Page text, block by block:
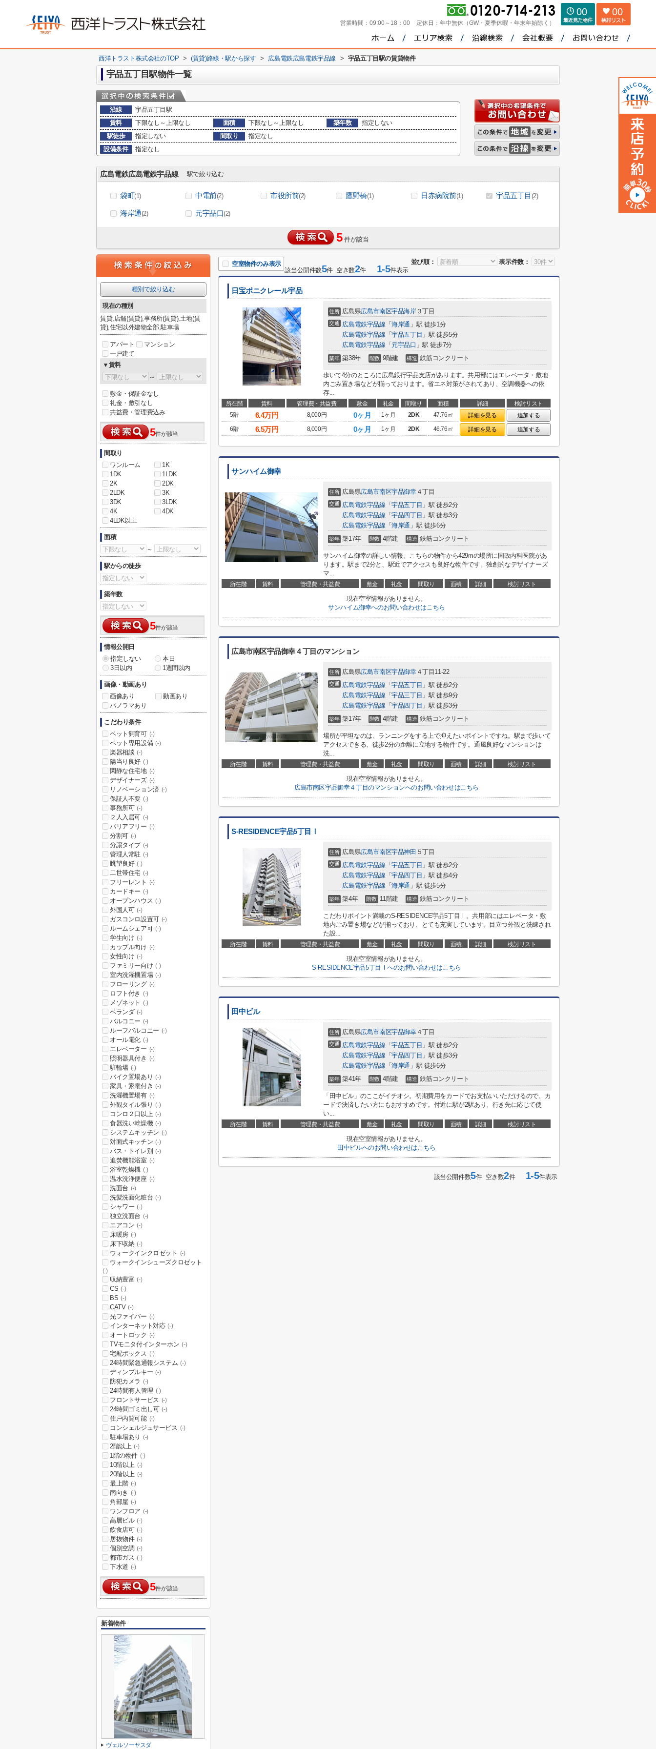
営業時間： 09:00～18：00 定休日： 年中無休（GW・夏季休暇・年末年始除く）
00 00
西洋トラスト株式会社のTOP > (賃貸)路線・駅から探す > 広島電鉄広島電鉄宇品線 > 宇品五丁目駅の賃貸物件
宇品五丁目駅物件一覧
沿線
宇品五丁目駅
賃料
下限なし～上限なし 面積 下限なし～上限なし 築年数
指定しない
駅徒歩
指定しない 間取り
指定なし
設備条件
指定なし
広島電鉄広島電鉄宇品線 駅で絞り込む
袋町(1) 中電前(2) 市役所前(2) 鷹野橋(1) 日赤病院前(1) 宇品五丁目 (2)
海岸通(2) 元宇品口(2)
5 件が該当
並び順： 表示件数：
空室物件のみ表示
該当公開件数5件 空き数2件 1-5件表示
日宝ポニクレール宇品
住所 広島県広島市南区宇品海岸３丁目
交通 広島電鉄宇品線 「海岸通 」駅 徒歩1分
広島電鉄宇品線 「宇品五丁目 」駅 徒歩5分
広島電鉄宇品線 「 元宇品口 」駅 徒歩7分
築年 築38年 階数 9階建 構造 鉄筋コンクリート
歩いて4分のところに広島銀行宇品支店があります。共用部にはエレベータ・敷地
内ごみ置き場などが揃っております。省エネ対策がされてあり、空調機器への依
存...
所在階 賃料 管理費・共益費 敷金 礼金 間取り 面積 詳細
検討リスト
5階
6.4万円 8,000円 0ヶ月 1ヶ月 2DK 47.76㎡ 詳細を見る
追加する
6階
6.5万円 8,000円 0ヶ月 1ヶ月 2DK 46.76㎡ 詳細を見る 追加する
サンハイム御幸
住所 広島県広島市南区宇品御幸４丁目
交通 広島電鉄宇品線 「宇品五丁目 」駅 徒歩2分
広島電鉄宇品線 「宇品四丁目 」駅 徒歩3分
広島電鉄宇品線 「海岸通 」駅 徒歩6分
築年 築17年 階数 4階建 構造 鉄筋コンクリート
サンハイム御幸の詳しい情報。こちらの物件から429mの場所に国政内科医院があ
ります。駅まで2分と、駅近でアクセスも良好な物件です。独創的なデザイナーズ
マ...
所在階 賃料 管理費・共益費 敷金 礼金 間取り 面積 詳細 検討リスト
現在空室情報がありません。
サンハイム御幸へのお問い合わせはこちら
広島市南区宇品御幸４丁目のマンション
住所 広島県広島市南区宇品御幸４丁目11-22
交通 広島電鉄宇品線 「宇品五丁目 」駅 徒歩2分
広島電鉄宇品線 「宇品三丁目 」駅 徒歩9分
広島電鉄宇品線 「宇品四丁目 」駅 徒歩3分
築年 築17年 階数 4階建 構造 鉄筋コンクリート
場所が平坦なのは、ランニングをする上で抑えたいポイントですね。駅まで歩いて
アクセスできる、徒歩2分の距離に立地する物件です。通風良好なマンションは
洗...
所在階 賃料 管理費・共益費 敷金 礼金 間取り 面積 詳細 検討リスト
現在空室情報がありません。
広島市南区宇品御幸４丁目のマンションへのお問い合わせはこちら
S-RESIDENCE宇品5丁目Ⅰ
住所 広島県広島市南区宇品神田 ５丁目
交通 広島電鉄宇品線 「宇品五丁目 」駅 徒歩2分
広島電鉄宇品線 「宇品四丁目 」駅 徒歩4分
広島電鉄宇品線 「海岸通 」駅 徒歩5分
築年 築4年 階数 11階建 構造 鉄筋コンクリート
こだわりポイント満載のS-RESIDENCE宇品5丁目Ⅰ。共用部にはエレベータ・敷
地内ごみ置き場などが揃っており、とても充実しています。目立つ外観と洗練され
た設...
所在階 賃料 管理費・共益費 敷金 礼金 間取り 面積 詳細 検討リスト
現在空室情報がありません。
S-RESIDENCE宇品5丁目Ⅰへのお問い合わせはこちら
田中ビル
住所 広島県広島市南区宇品御幸４丁目
交通 広島電鉄宇品線 「宇品五丁目 」駅 徒歩2分
広島電鉄宇品線 「宇品四丁目 」駅 徒歩3分
広島電鉄宇品線 「海岸通 」駅 徒歩6分
築年 築41年 階数 4階建 構造 鉄筋コンクリート
「田中ビル」のここがイチオシ。初期費用をカードでお支払いいただけるので、カ
ードで決済したい方にもおすすめです。付近に駅が2駅あり、行き先に応じて使
い...
所在階 賃料 管理費・共益費 敷金 礼金 間取り 面積 詳細 検討リスト
現在空室情報がありません。
田中ビルへのお問い合わせはこちら
該当公開件数5件 空き数2件1-5件表示
種別で絞り込む
現在の種別
賃貸,店舗(賃貸),事務所(賃貸),土地(賃
貸),住宅以外建物全部,駐車場
アパート
マンション
一戸建て
▼賃料
～
敷金・保証金なし
礼金・敷引なし
共益費・管理費込み
5件が該当
間取り
ワンルーム
1K
1DK
1LDK
2K
2DK
2LDK
3K
3DK
3LDK
4K
4DK
4LDK以上
面積
～
駅からの徒歩
築年数
5件が該当
情報公開日
指定しない
本日
3日以内
1週間以内
画像・動画あり
画像あり
動画あり
パノラマあり
こだわり条件
ペット飼育可 (-)
ペット専用設備 (-)
楽器相談 (-)
陽当り良好 (-)
閑静な住宅地 (-)
デザイナーズ (-)
リノベーション済 (-)
保証人不要 (-)
事務所可 (-)
２人入居可 (-)
バリアフリー (-)
分割可 (-)
分譲タイプ (-)
管理人常駐 (-)
眺望良好 (-)
二世帯住宅 (-)
フリーレント (-)
カードキー (-)
オープンハウス (-)
外国人可 (-)
ガスコンロ設置可 (-)
ルームシェア可 (-)
学生向け (-)
カップル向け (-)
女性向け (-)
ファミリー向け (-)
室内洗濯機置場 (-)
フローリング (-)
ロフト付き (-)
メゾネット (-)
ベランダ (-)
バルコニー (-)
ルーフバルコニー (-)
オール電化 (-)
エレベーター (-)
照明器具付き (-)
駐輪場 (-)
バイク置場あり (-)
家具・家電付き (-)
洗濯機置場有 (-)
外観タイル張り (-)
コンロ２口以上 (-)
食器洗い乾燥機 (-)
システムキッチン (-)
対面式キッチン (-)
バス・トイレ別 (-)
追焚機能浴室 (-)
浴室乾燥機 (-)
温水洗浄便座 (-)
洗面台 (-)
洗髪洗面化粧台 (-)
シャワー (-)
独立洗面台 (-)
エアコン (-)
床暖房 (-)
床下収納 (-)
ウォークインクロゼット (-)
ウォークインシューズクロゼット
(-)
収納豊富 (-)
CS (-)
BS (-)
CATV (-)
光ファイバー (-)
インターネット対応 (-)
オートロック (-)
TVモニタ付インターホン (-)
宅配ボックス (-)
24時間緊急通報システム (-)
ディンプルキー (-)
防犯カメラ (-)
24時間有人管理 (-)
フロントサービス (-)
24時間ゴミ出し可 (-)
住戸内覧可能 (-)
コンシェルジュサービス (-)
駐車場あり (-)
2階以上 (-)
1階の物件 (-)
10階以上 (-)
20階以上 (-)
最上階 (-)
南向き (-)
角部屋 (-)
ワンフロア (-)
高層ビル (-)
飲食店可 (-)
居抜物件 (-)
個別空調 (-)
都市ガス (-)
下水道 (-)
5件が該当
新着物件
ヴェルソーヤスダ